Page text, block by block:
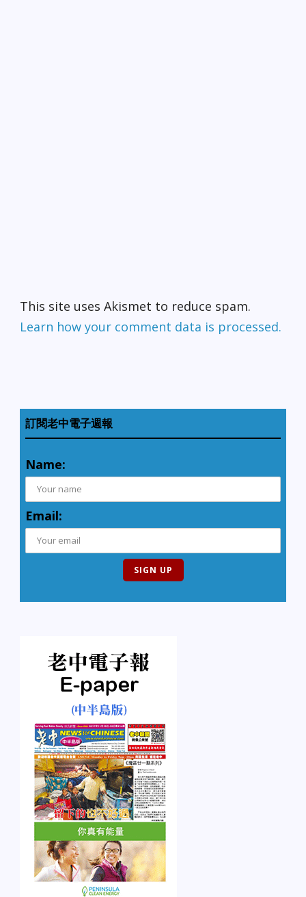
This site uses Akismet to reduce spam.
Learn how your comment data is processed.
訂閱老中電子週報
Name:
Email: